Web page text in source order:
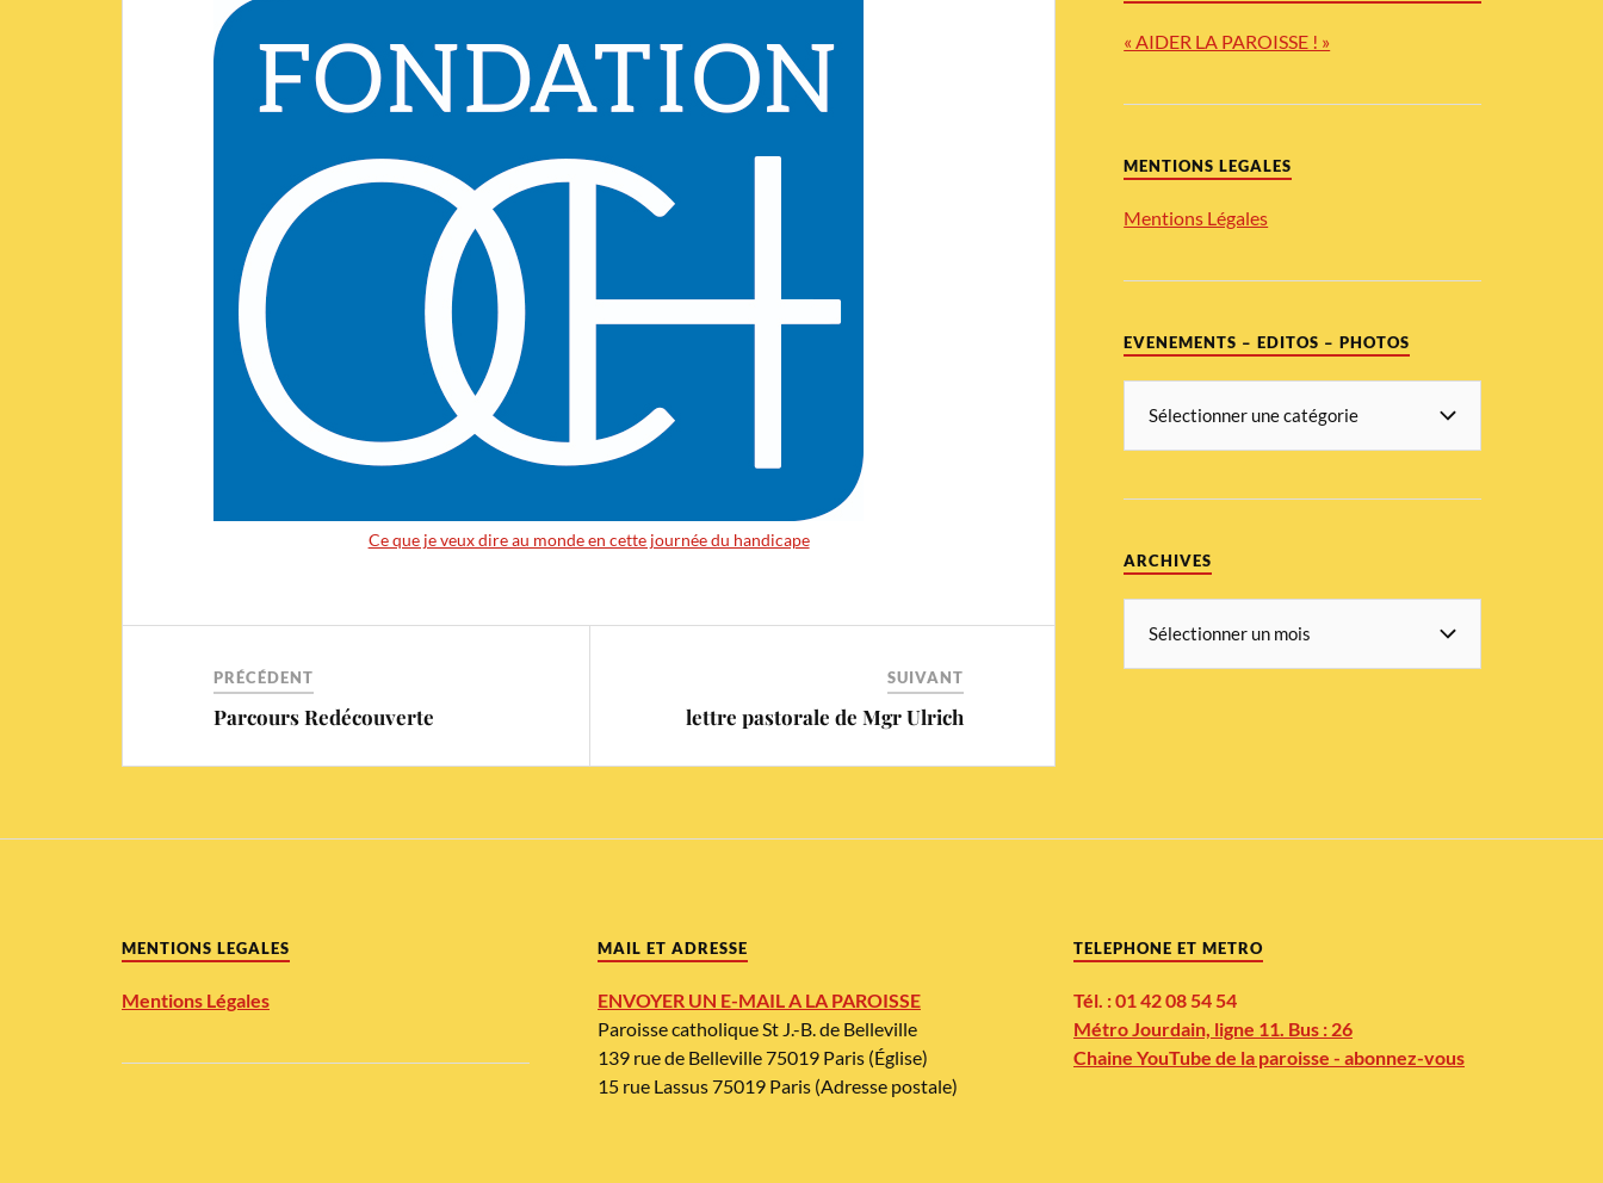
Ce que je veux dire au monde en cette journée du handicape
PRÉCÉDENT
Parcours Redécouverte
SUIVANT
lettre pastorale de Mgr Ulrich
« AIDER LA PAROISSE ! »
MENTIONS LEGALES
Mentions Légales
EVENEMENTS – EDITOS – PHOTOS
ARCHIVES
MENTIONS LEGALES
Mentions Légales
MAIL ET ADRESSE
ENVOYER UN E-MAIL A LA PAROISSE
Paroisse catholique St J.-B. de Belleville
139 rue de Belleville 75019 Paris (Église)
15 rue Lassus 75019 Paris (Adresse postale)
TELEPHONE ET METRO
Tél. : 01 42 08 54 54
Métro Jourdain, ligne 11. Bus : 26
Chaine YouTube de la paroisse - abonnez-vous